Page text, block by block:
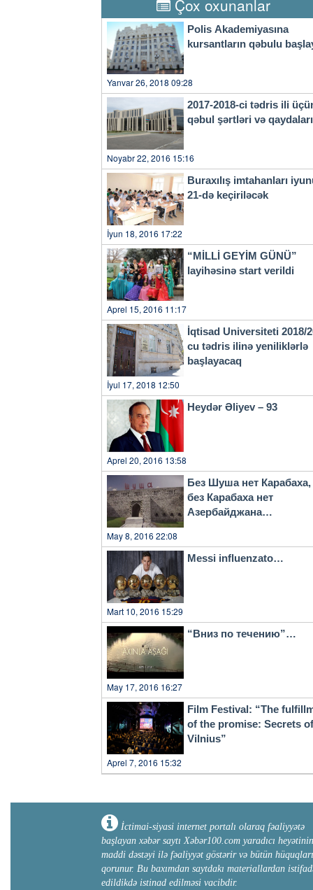
yaradılması və tarixi
vurğulayıb.xeber100.com
Çox oxunanlar
Polis Akademiyasına
kursantların qəbulu
Yanvar 26, 2018 09:28
2017-2018-ci tədris ili
qəbul şərtləri və
Noyabr 22, 2016 15:16
Buraxılış imtahanları
21-də keçiriləcək
İyun 18, 2016 17:22
“MİLLİ GEYİM GÜNÜ”
layihəsinə start verildi
Aprel 15, 2016 11:17
İqtisad Universiteti 2018/
cu tədris ilinə yeniliklərlə
başlayacaq
İyul 17, 2018 12:50
Heydər Əliyev – 93
Aprel 20, 2016 13:58
Без Шуша нет Карабаха,
без Карабаха нет
Азербайджана…
May 8, 2016 22:08
Messi influenzato…
Mart 10, 2016 15:29
“Вниз по течению”…
May 17, 2016 16:27
Film Festival: “The
of the promise: Secrets of
Vilnius”
Aprel 7, 2016 15:32
İctimai-siyasi internet portalı olaraq fəaliyyətə
başlayan xəbər saytı Xəbər100.com yaradıcı heyətinin
maddi dəstəyi ilə fəaliyyət göstərir və bütün hüquqları
qorunur. Bu baxımdan saytdakı materiallardan
edildikdə istinad edilməsi vacibdir.